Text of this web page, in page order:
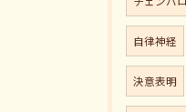
自律神経
決意表明